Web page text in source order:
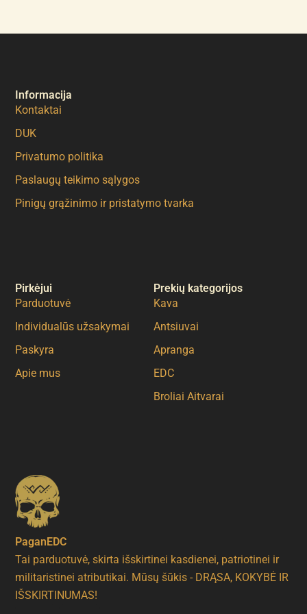
PaganEDC
Tai parduotuvė, skirta išskirtinei kasdienei, patriotinei ir
militaristinei atributikai. Mūsų šūkis - DRĄSA, KOKYBĖ IR
IŠSKIRTINUMAS!
Pirkėjui
Parduotuvė
Individualūs užsakymai
Paskyra
Apie mus
Prekių kategorijos
Kava
Antsiuvai
Apranga
EDC
Broliai Aitvarai
Informacija
Kontaktai
DUK
Privatumo politika
Paslaugų teikimo sąlygos
Pinigų grąžinimo ir pristatymo tvarka